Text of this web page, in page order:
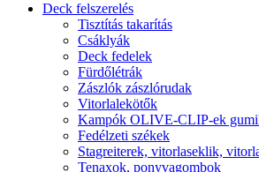
Deck felszerelés
Tisztítás takarítás
Csáklyák
Deck fedelek
Fürdőlétrák
Zászlók zászlórudak
Vitorlalekötők
Kampók OLIVE-CLIP-ek
Fedélzeti székek
Stagreiterek, vitorlaseklik,
Tenaxok, ponyvagombok